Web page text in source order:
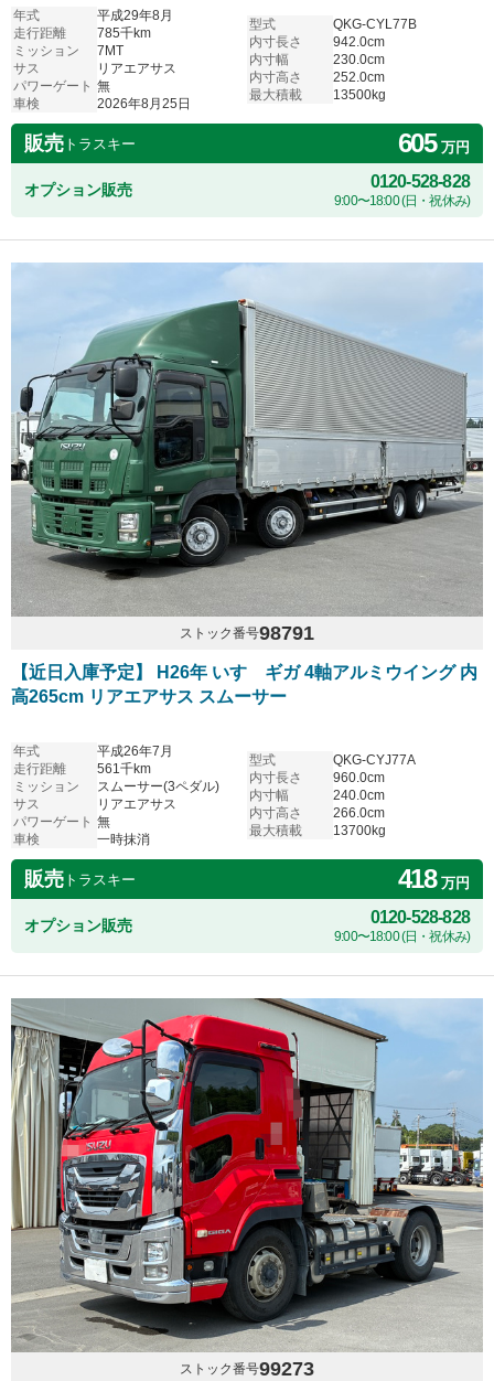
年式
平成29年8月
走行距離
785千km
ミッション
7MT
サス
リアエアサス
パワーゲート 無
車検
2026年8月25日
型式
QKG-CYL77B
内寸長さ
942.0cm
内寸幅
230.0cm
内寸高さ
252.0cm
最大積載
13500kg
販売 トラスキー 605万円
オプション販売 0120-528-828
9:00〜18:00 (日・祝休み)
ストック番号98791
【近日入庫予定】 H26年 いすゞギガ 4軸アルミウイング 内
高265cm リアエアサス スムーサー
年式
平成26年7月
走行距離
561千km
ミッション
スムーサー(3ペダル)
サス
リアエアサス
パワーゲート 無
車検
一時抹消
型式
QKG-CYJ77A
内寸長さ
960.0cm
内寸幅
240.0cm
内寸高さ
266.0cm
最大積載
13700kg
販売 トラスキー 418万円
オプション販売 0120-528-828
9:00〜18:00 (日・祝休み)
ストック番号99273